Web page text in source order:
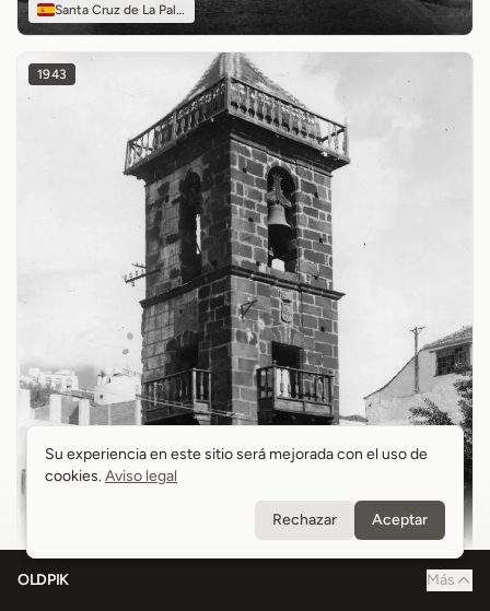
Santa Cruz de La Palma
1943
OLDPIK Más
Su experiencia en este sitio será mejorada con el uso de
cookies.Aviso legal
Rechazar Aceptar
Su experiencia en este sitio será mejorada con el uso de
cookies.Aviso legal
Rechazar Aceptar